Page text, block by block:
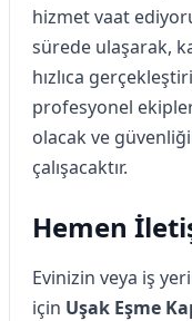
hizmet vaat
sürede ulaşarak,
hızlıca
profesyonel
olacak ve
çalışacaktır.
Hemen
Evinizin veya iş
için Uşak Eşme